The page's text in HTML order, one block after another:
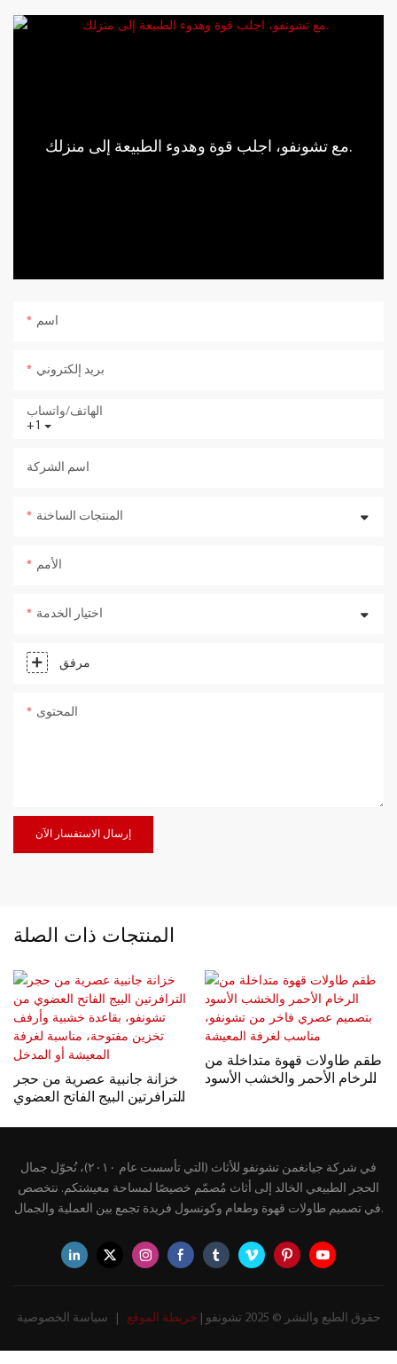
مع تشونفو، اجلب قوة وهدوء الطبيعة إلى منزلك.
اسم
بريد إلكتروني
+1
الهاتف/واتساب
اسم الشركة
المنتجات الساخنة
الأمم
اختيار الخدمة
مرفق
المحتوى
إرسال الاستفسار الآن
المنتجات ذات الصلة
خزانة جانبية عصرية من حجر
الترافرتين البيج الفاتح العضوي
طقم طاولات قهوة متداخلة من
الرخام الأحمر والخشب الأسود
في شركة جيانغمن تشونفو للأثاث (التي تأسست عام ٢٠١٠)، نُحوّل جمال
الحجر الطبيعي الخالد إلى أثاث مُصمّم خصيصًا لمساحة معيشتكم. نتخصص
في تصميم طاولات قهوة وطعام وكونسول فريدة تجمع بين العملية والجمال.
حقوق الطبع والنشر © 2025 تشونفو | خريطة الموقع سياسة الخصوصية